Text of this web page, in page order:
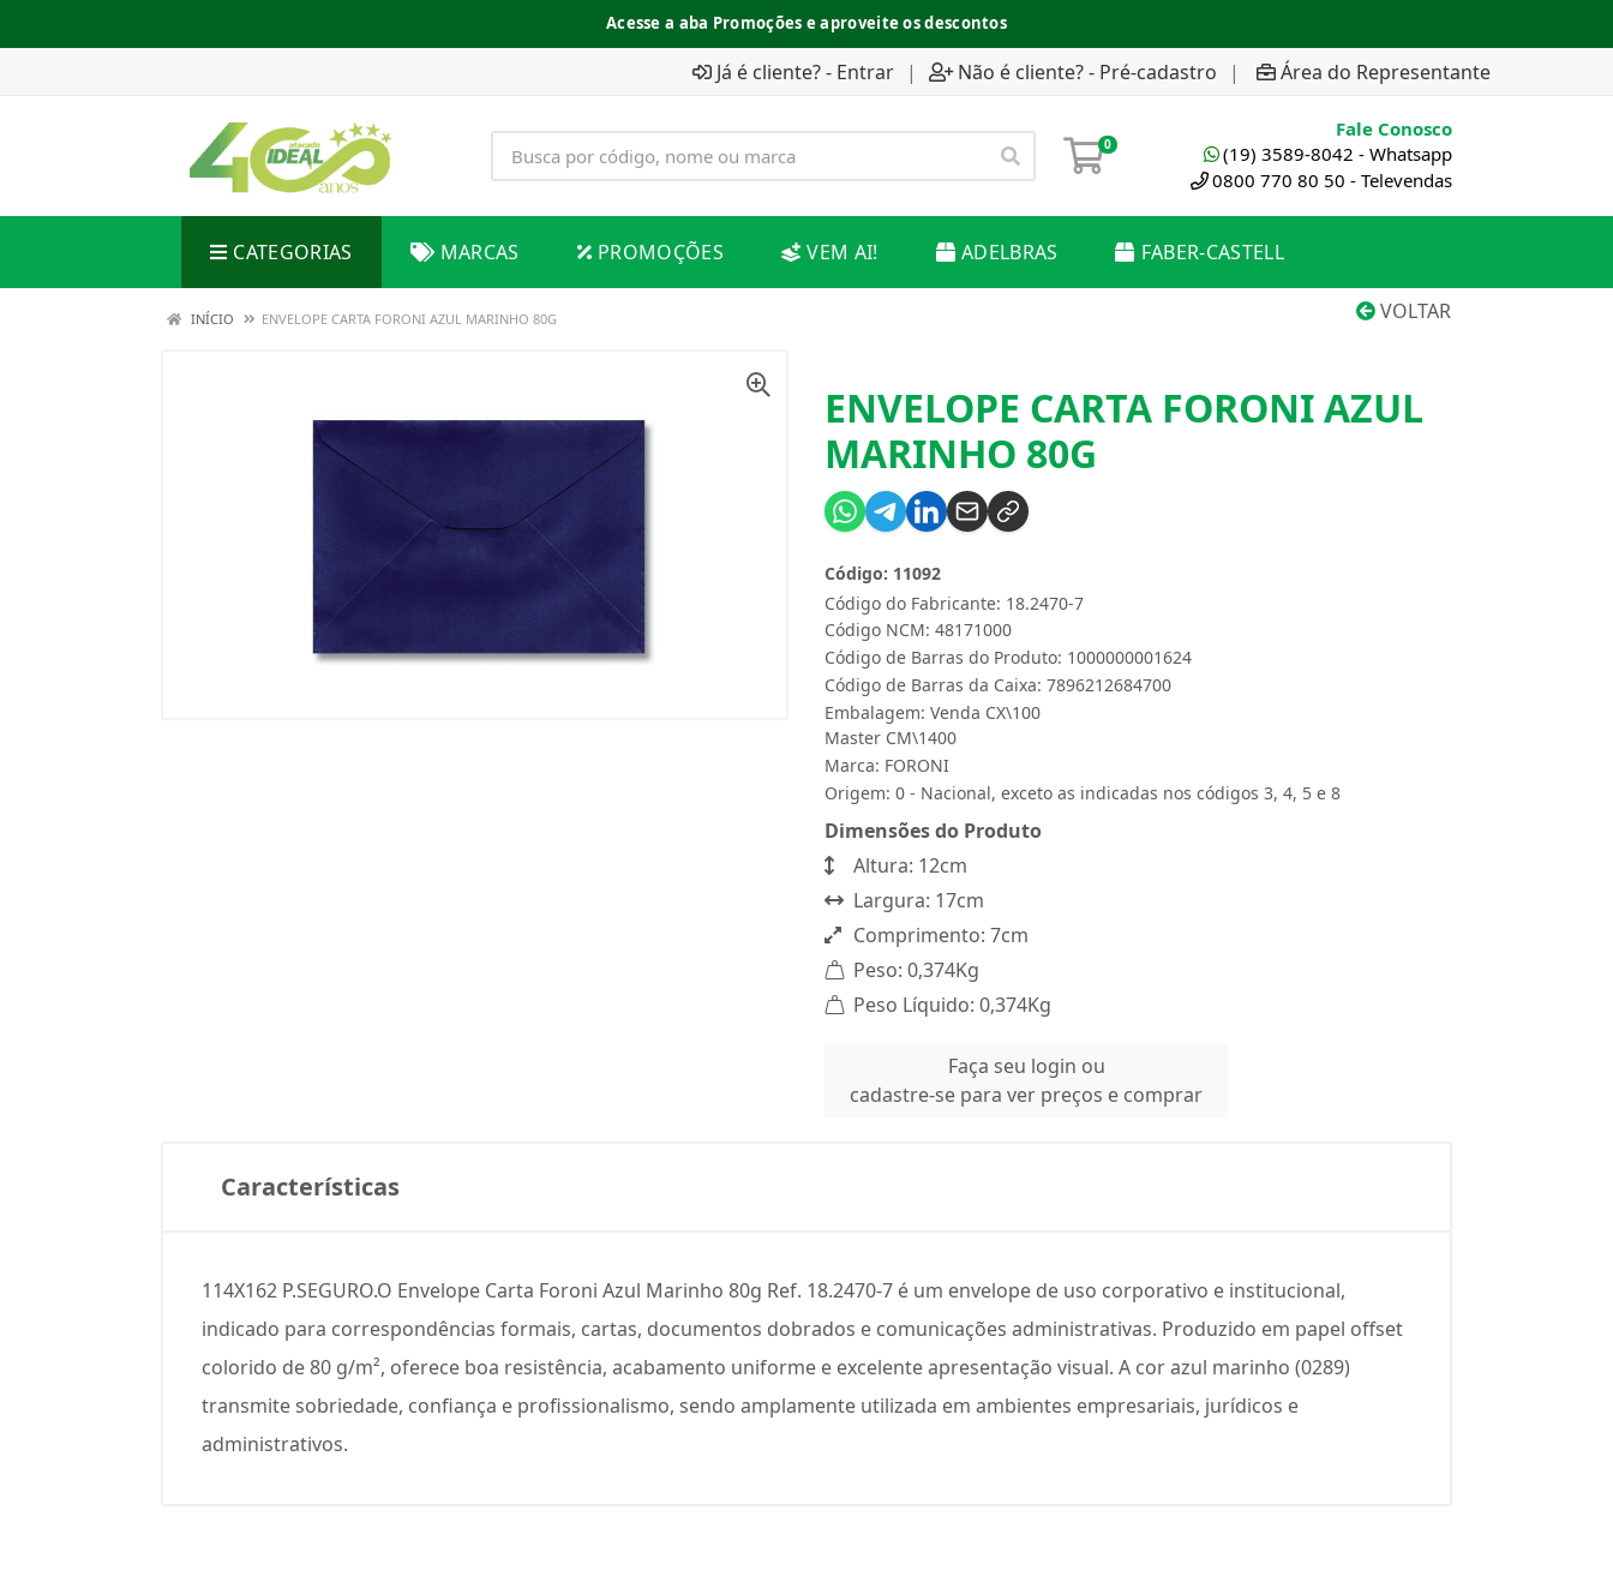
Acesse a aba Promoções e aproveite os descontos
Já é cliente? - Entrar | Não é cliente? - Pré-cadastro | Área do Representante
0
Fale Conosco
(19) 3589-8042 - Whatsapp
0800 770 80 50 - Televendas
CATEGORIAS MARCAS PROMOÇÕES VEM AI! ADELBRAS FABER-CASTELL
VOLTAR
INÍCIO ENVELOPE CARTA FORONI AZUL MARINHO 80G
ENVELOPE CARTA FORONI AZUL
MARINHO 80G
Código do Fabricante: 18.2470-7
Código: 11092
Código NCM: 48171000
Código de Barras do Produto: 1000000001624
Código de Barras da Caixa: 7896212684700
Embalagem: Venda CX\100
Master CM\1400
Marca: FORONI
Origem: 0 - Nacional, exceto as indicadas nos códigos 3, 4, 5 e 8
Dimensões do Produto
Altura: 12cm
Largura: 17cm
Comprimento: 7cm
Peso: 0,374Kg
Peso Líquido: 0,374Kg
Faça seu login ou
cadastre-se para ver preços e comprar
Características
114X162 P.SEGURO.O Envelope Carta Foroni Azul Marinho 80g Ref. 18.2470-7 é um envelope de uso corporativo e institucional,
indicado para correspondências formais, cartas, documentos dobrados e comunicações administrativas. Produzido em papel offset
colorido de 80 g/m², oferece boa resistência, acabamento uniforme e excelente apresentação visual. A cor azul marinho (0289)
transmite sobriedade, confiança e profissionalismo, sendo amplamente utilizada em ambientes empresariais, jurídicos e
administrativos.